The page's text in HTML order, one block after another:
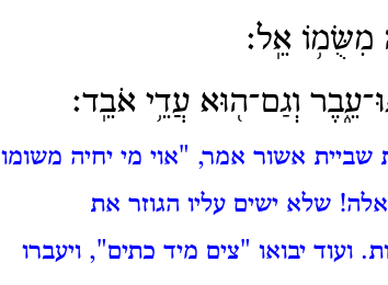
מִשֻּׂמ֥וֹ אֵֽל׃
וְגַם־ה֖וּא עֲדֵ֥י אֹבֵֽד׃
שביית אשור אמר, "אוי מי יחיה משומו
שלא ישים עליו הגוזר את
ועוד יבואו "צים מיד כתים", ויעברו